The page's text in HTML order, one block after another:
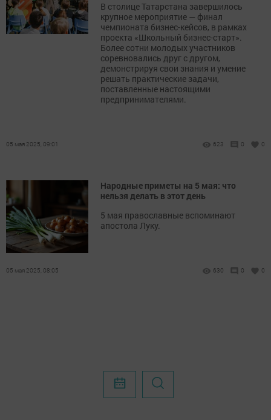
В столице Татарстана завершилось
крупное мероприятие — финал
чемпионата бизнес-кейсов, в рамках
проекта «Школьный бизнес-старт».
Более сотни молодых участников
соревновались друг с другом,
демонстрируя свои знания и умение
решать практические задачи,
поставленные настоящими
предпринимателями.
05 мая 2025, 09:01 623 0 0
Народные приметы на 5 мая: что
нельзя делать в этот день
5 мая православные вспоминают
апостола Луку.
05 мая 2025, 08:05 630 0 0